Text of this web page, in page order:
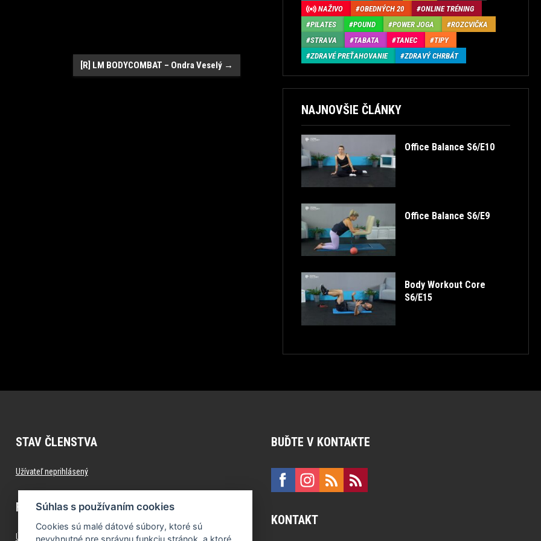
[R] LM BODYCOMBAT – Ondra Veselý →
NAŽIVO
OBEDNÝCH 20
ONLINE TRÉNING
PILATES
POUND POWER JOGA
ROZCVIČKA
STRAVA
TABATA TANEC
TIPY
ZDRAVÉ PREŤAHOVANIE
ZDRAVÝ CHRBÁT
NAJNOVŠIE ČLÁNKY
Office Balance S6/E10
Office Balance S6/E9
Body Workout Core
S6/E15
STAV ČLENSTVA
Užívateľ neprihlásený
FITNESS.FORMFACTORY.SK
Úvod
BUĎTE V KONTAKTE
KONTAKT
Súhlas s používaním cookies
Cookies sú malé dátové súbory, ktoré sú
nevyhnutné pre správnu funkciu stránok, a ktoré